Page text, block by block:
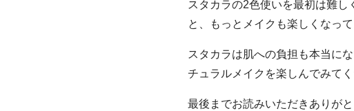
スタカラの2色使いを最初は難
と、もっとメイクも楽しくなっ
スタカラは肌への負担も本当に
チュラルメイクを楽しんでみてく
最後までお読みいただきありがと